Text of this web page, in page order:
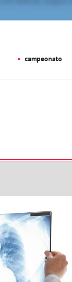
campeonato